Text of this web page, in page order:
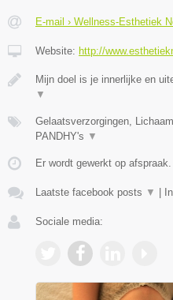
E-mail › Wellness-Esthetiek
Website: http://
Mijn doel is je innerlijke en
▼
Gelaatsverzorgingen,
PANDHY's ▼
Er wordt gewerkt op afspraak.
Laatste facebook posts ▼
Sociale media: